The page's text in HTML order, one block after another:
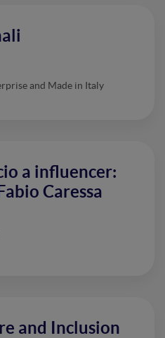
and Made in Italy
a influencer:
Caressa
and Inclusion